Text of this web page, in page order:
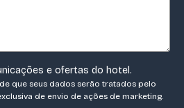
e ofertas do hotel.
que seus dados serão tratados pelo
de envio de ações de marketing.